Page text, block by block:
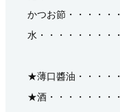
かつお節・・・・・
水・・・・・・・・
★薄口醬油・・・・
★酒・・・・・・・